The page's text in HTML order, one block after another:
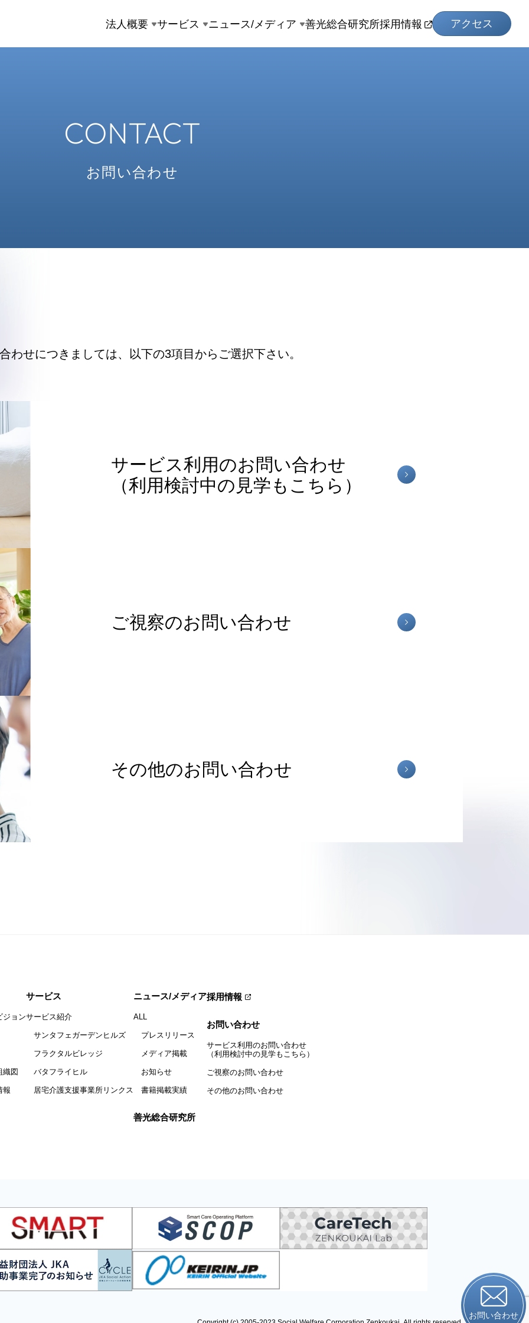
法人概要 サービス ニュース/メディア 善光総合研究所採用情報 アクセス
CONTACT
お問い合わせ
わせにつきましては、 以下の3項目からご選択下さい。
サービス利用のお問い合わせ
（利用検討中の見学もこちら）
ご視察のお問い合わせ
その他のお問い合わせ
ジョン
織図
報
サービス
サービス紹介
サンタフェガーデンヒルズ
フラクタルビレッジ
バタフライヒル
居宅介護支援事業所リンクス
ニュース/メディア
ALL
プレスリリース
メディア掲載
お知らせ
書籍掲載実績
善光総合研究所
採用情報
お問い合わせ
サービス利用のお問い合わせ
（利用検討中の見学もこちら）
ご視察のお問い合わせ
その他のお問い合わせ
お問い合わせ